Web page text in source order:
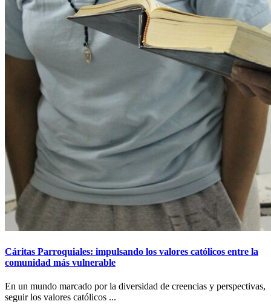
Cáritas Parroquiales: impulsando los valores católicos entre la
comunidad más vulnerable
En un mundo marcado por la diversidad de creencias y perspectivas,
seguir los valores católicos ...